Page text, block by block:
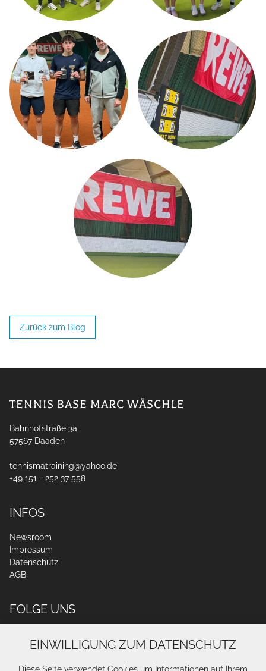
Zurück zum Blog
EINWILLIGUNG ZUM DATENSCHUTZ
TENNIS BASE MARC WÄSCHLE
Bahnhofstraße 3a
57567 Daaden
tennismatraining@yahoo.de
+49 151 - 252 37 558
INFOS
Newsroom
Impressum
Datenschutz
AGB
FOLGE UNS